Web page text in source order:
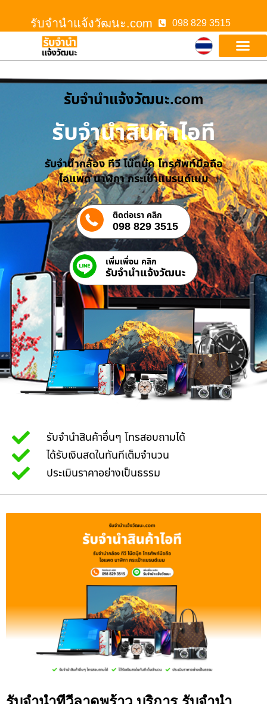
รับจํานําแจ้งวัฒนะ.com 098 829 3515
รับจํานําแจ้งวัฒนะ.com
รับจำนำสินค้าไอที
รับจำนำกล้อง ทีวี โน๊ตบุ๊ค โทรศัพท์มือถือ
ไอแพด นาฬิกา กระเป๋าแบรนด์เนม
ติดต่อเรา คลิก
098 829 3515
เพิ่มเพื่อน คลิก
รับจํานําแจ้งวัฒนะ
รับจำนำสินค้าอื่นๆ โทรสอบถามได้
ได้รับเงินสดในทันทีเต็มจำนวน
ประเมินราคาอย่างเป็นธรรม